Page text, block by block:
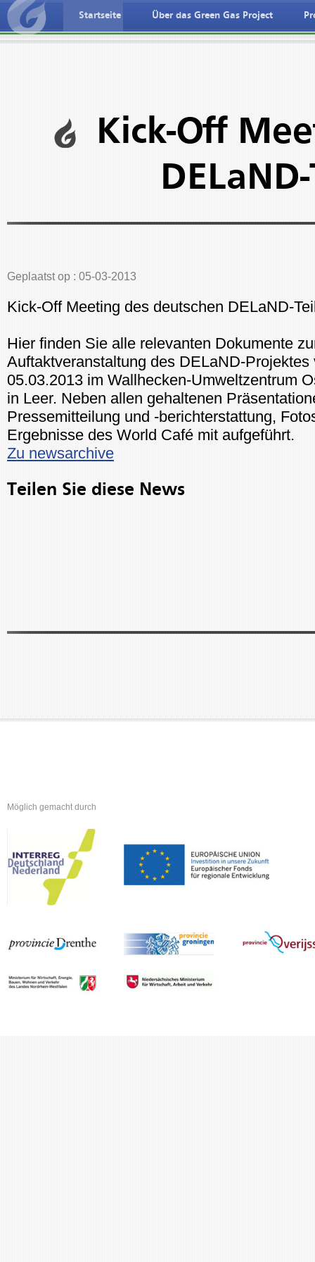
Kick-Off
Geplaatst op : 05-03-2013
Kick-Off Meeting des deutschen DELaND-
Hier finden Sie alle relevanten Dokumente
Auftaktveranstaltung des DELaND-Projektes
05.03.2013 im Wallhecken-Umweltzentrum
in Leer. Neben allen gehaltenen
Pressemitteilung und -berichterstattung,
Ergebnisse des World Café mit aufgeführt.
Zu newsarchive
Teilen Sie diese News
Möglich gemacht durch
Startseite Über das Green Gas Project
taal
Deutche spreche